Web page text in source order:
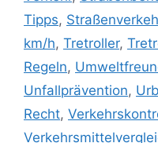
Tipps,
km/h, Tretroller,
Regeln,
Unfallprävention,
Recht,